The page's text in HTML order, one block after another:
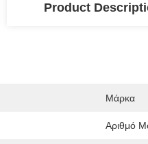
Product
Μάρκα
Αριθμό